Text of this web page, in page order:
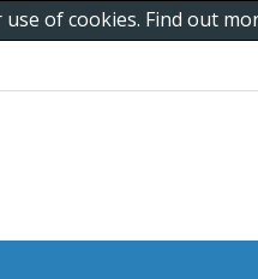
of cookies. Find out